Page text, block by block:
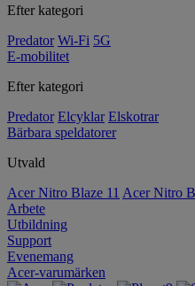
Efter kategori
Predator Wi-Fi 5G
E-mobilitet
Efter kategori
Predator Elcyklar Elskotrar
Bärbara speldatorer
Utvald
Acer Nitro Blaze 11 Acer Nitro
Arbete
Utbildning
Support
Evenemang
Acer-varumärken